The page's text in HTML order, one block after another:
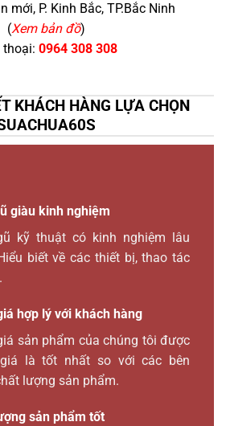
mới, P. Kinh Bắc, TP.Bắc Ninh
(Xem bản đồ)
0964 308 308
KHÁCH HÀNG LỰA CHỌN
giàu kinh nghiệm
kỹ thuật có kinh nghiệm lâu
biết về các thiết bị, thao tác
hợp lý với khách hàng
sản phẩm của chúng tôi được
là tốt nhất so với các bên
lượng sản phẩm.
sản phẩm tốt